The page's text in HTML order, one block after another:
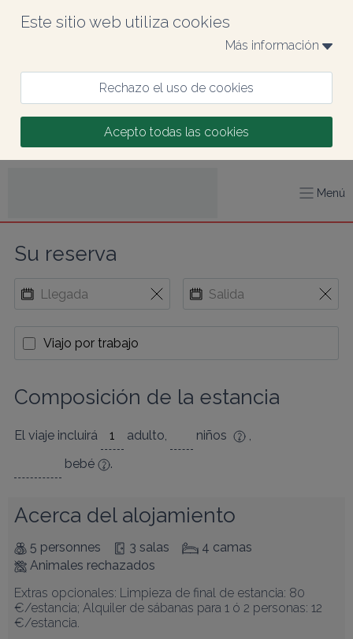
Este sitio web utiliza cookies
Más información
Rechazo el uso de cookies
Acepto todas las cookies
Menú
Su reserva
Viajo por trabajo
Composición de la estancia
El viaje incluirá adulto, niños
,
bebé
.
Acerca del alojamiento
5 personnes 3 salas
4 camas
Animales rechazados
Extras opcionales: Limpieza de final de estancia: 80
€/estancia; Alquiler de sábanas para 1 ó 2 personas: 12
€/estancia.